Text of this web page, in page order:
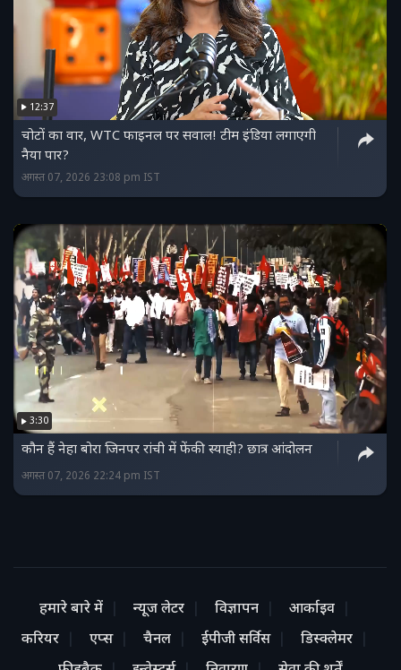
12:37
चोटों का वार, WTC फाइनल पर सवाल! टीम इंडिया लगाएगी
नैया पार?
अगस्त 07, 2026 23:08 pm IST
3:30
कौन हैं नेहा बोरा जिनपर रांची में फेंकी स्याही? छात्र आंदोलन
अगस्त 07, 2026 22:24 pm IST
हमारे बारे में न्यूज लेटर विज्ञापन
आर्काइव
करियर
एप्स चैनल ईपीजी सर्विस
डिस्क्लेमर